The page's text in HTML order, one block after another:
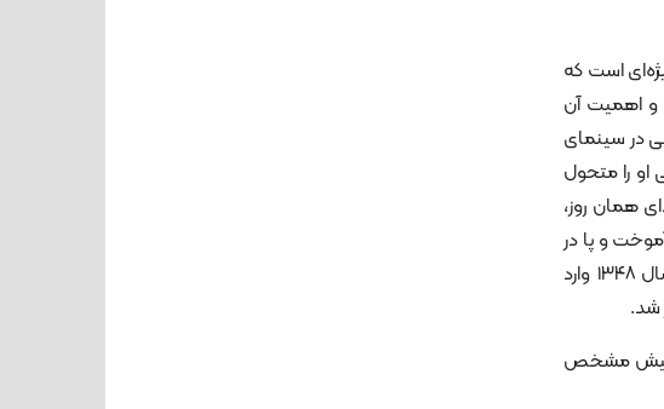
است که
و اهمیت آن
در سینمای
او را متحول
همان روز،
و پا در
مسیر تجربه و کشف گذاشت. در ۱۶سالگی به همراه خانواده به تهران نقل مکان کردند. و در سال ۱۳۴۸ وارد
شد.
مشخص